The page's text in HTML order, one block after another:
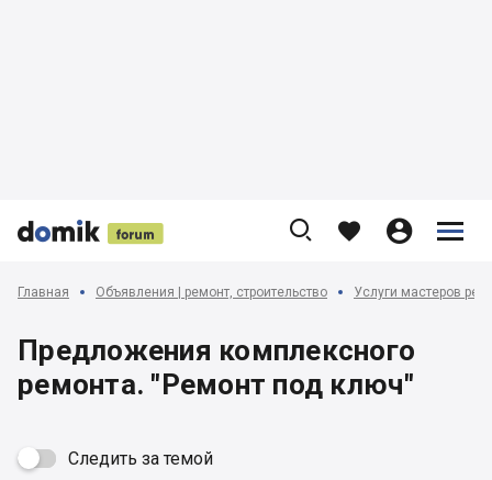


 
    


Главная Объявления | ремонт, строительство Услуги мастеров
Предложения комплексного
ремонта. "Ремонт под ключ"
Следить за темой